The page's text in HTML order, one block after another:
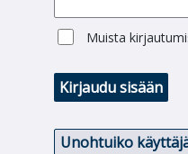
Muista
Kirjaudu sisään
Unohtuiko